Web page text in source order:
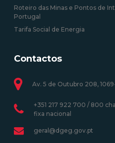
Roteiro das Minas e Pontos de
Portugal
Tarifa Social de Energia
Contactos
Av. 5 de Outubro 208,
+351 217 922 700 / 800
fixa nacional
geral@dgeg.gov.pt